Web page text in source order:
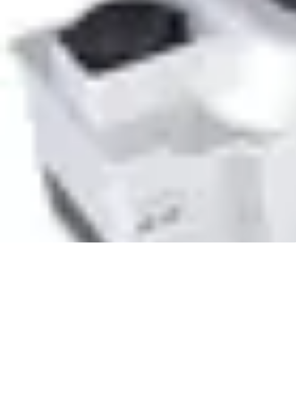
Sélection Logiciels
Guides PratiquesChoix de logiciels
Sélection Logiciels